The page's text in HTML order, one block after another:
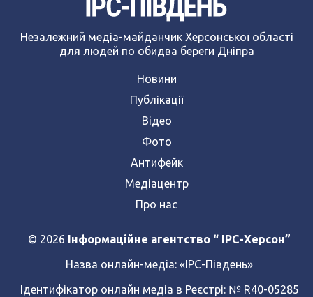
Незалежний медіа-майданчик Херсонської області
для людей по обидва береги Дніпра
Новини
Публікації
Відео
Фото
Антифейк
Медіацентр
Про нас
© 2026 Інформаційне агентство “ IPC-Херсон”
Назва онлайн-медіа: «ІРС-Південь»
Ідентифікатор онлайн медіа в Реєстрі: № R40-05285